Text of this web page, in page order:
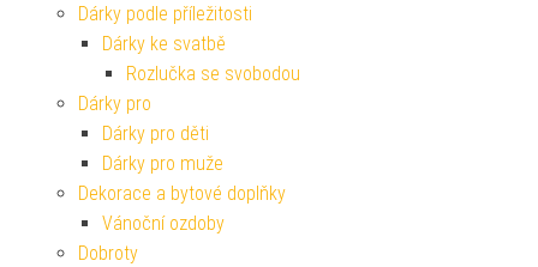
Dárky podle příležitosti
Dárky ke svatbě
Rozlučka se svobodou
Dárky pro
Dárky pro děti
Dárky pro muže
Dekorace a bytové doplňky
Vánoční ozdoby
Dobroty